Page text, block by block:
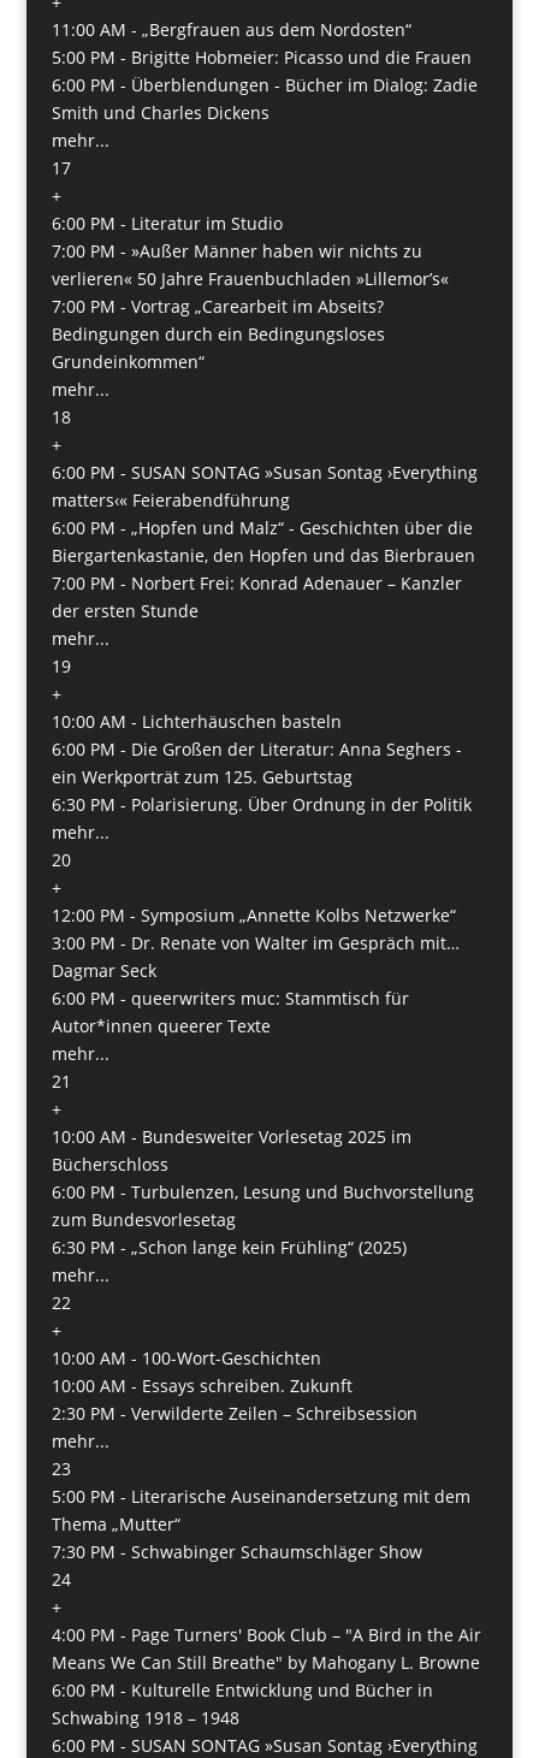
11:00 AM - „Bergfrauen aus dem Nordosten“
5:00 PM - Brigitte Hobmeier: Picasso und die Frauen
6:00 PM - Überblendungen - Bücher im Dialog: Zadie
Smith und Charles Dickens
mehr...
17
+
6:00 PM - Literatur im Studio
7:00 PM - »Außer Männer haben wir nichts zu
verlieren« 50 Jahre Frauenbuchladen »Lillemor’s«
7:00 PM - Vortrag „Carearbeit im Abseits?
Bedingungen durch ein Bedingungsloses
Grundeinkommen“
mehr...
18
+
6:00 PM - SUSAN SONTAG »Susan Sontag ›Everything
matters‹« Feierabendführung
6:00 PM - „Hopfen und Malz“ - Geschichten über die
Biergartenkastanie, den Hopfen und das Bierbrauen
7:00 PM - Norbert Frei: Konrad Adenauer – Kanzler
der ersten Stunde
mehr...
19
+
10:00 AM - Lichterhäuschen basteln
6:00 PM - Die Großen der Literatur: Anna Seghers -
ein Werkporträt zum 125. Geburtstag
6:30 PM - Polarisierung. Über Ordnung in der Politik
mehr...
20
+
12:00 PM - Symposium „Annette Kolbs Netzwerke“
3:00 PM - Dr. Renate von Walter im Gespräch mit…
Dagmar Seck
6:00 PM - queerwriters muc: Stammtisch für
Autor*innen queerer Texte
mehr...
21
+
10:00 AM - Bundesweiter Vorlesetag 2025 im
Bücherschloss
6:00 PM - Turbulenzen, Lesung und Buchvorstellung
zum Bundesvorlesetag
6:30 PM - „Schon lange kein Frühling“ (2025)
mehr...
22
+
10:00 AM - 100-Wort-Geschichten
10:00 AM - Essays schreiben. Zukunft
2:30 PM - Verwilderte Zeilen – Schreibsession
mehr...
23
5:00 PM - Literarische Auseinandersetzung mit dem
Thema „Mutter“
7:30 PM - Schwabinger Schaumschläger Show
24
+
4:00 PM - Page Turners' Book Club – "A Bird in the Air
Means We Can Still Breathe" by Mahogany L. Browne
6:00 PM - Kulturelle Entwicklung und Bücher in
Schwabing 1918 – 1948
6:00 PM - SUSAN SONTAG »Susan Sontag ›Everything